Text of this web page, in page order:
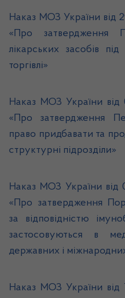
Наказ МОЗ України від
«Про затвердження
лікарських засобів
торгівлі»
Наказ МОЗ України
«Про затвердження
право придбавати та
структурні підрозділи»
Наказ МОЗ України
«Про затвердження
за відповідністю
застосовуються в
державних і
Наказ МОЗ України